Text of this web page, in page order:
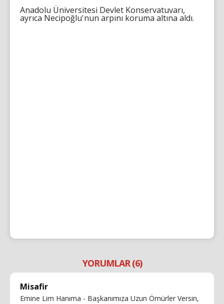
Anadolu Üniversitesi Devlet Konservatuvarı,
ayrıca Necipoğlu'nun arpını koruma altına aldı.
YORUMLAR (6)
Misafir
Emine Lim Hanıma - Başkanımıza Uzun Ömürler Versin,